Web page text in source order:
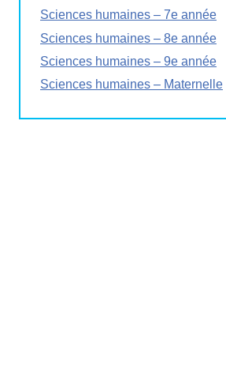
Ateliers
Sciences humaines – 7e année
Sciences humaines – 8e année
Sciences humaines – 9e année
Sciences humaines – Maternelle